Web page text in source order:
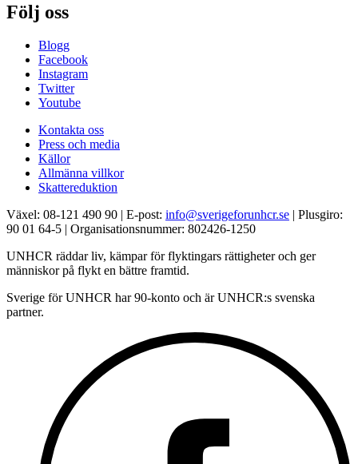
Följ oss
Blogg
Facebook
Instagram
Twitter
Youtube
Kontakta oss
Press och media
Källor
Allmänna villkor
Skattereduktion
Växel: 08-121 490 90 | E-post: info@sverigeforunhcr.se | Plusgiro:
90 01 64-5 | Organisationsnummer: 802426-1250
UNHCR räddar liv, kämpar för flyktingars rättigheter och ger
människor på flykt en bättre framtid.
Sverige för UNHCR har 90-konto och är UNHCR:s svenska
partner.